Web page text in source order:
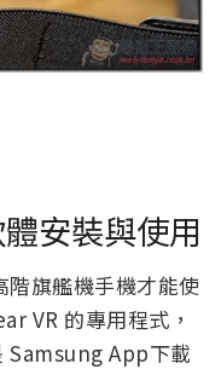
安裝與使用
旗艦機手機才能使
VR 的專用程式，
Samsung App下載